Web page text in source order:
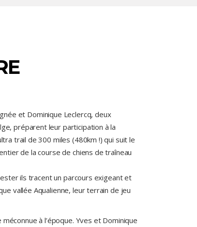
et Dominique Leclercq, deux
préparent leur participation à la
trail de 300 miles (480km !) qui suit le
de la course de chiens de traîneau
ils tracent un parcours exigeant et
vallée Aqualienne, leur terrain de jeu
à l’époque. Yves et Dominique